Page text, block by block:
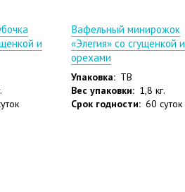
и
Вафельный минирожок
«Элегия» со сгущенкой и
орехами
Упаковка: ТВ
Вес упаковки: 1,8 кг.
Срок годности: 60 суток